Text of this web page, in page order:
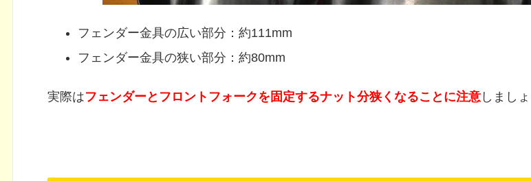
フェンダー金具の広い部分：約111mm
フェンダー金具の狭い部分：約80mm
実際はフェンダーとフロントフォークを固定するナット分狭くなることに注意 しましょ